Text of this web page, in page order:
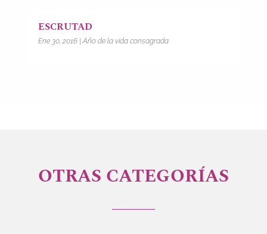
ESCRUTAD
Ene 30, 2016| Año de la vida consagrada
OTRAS CATEGORÍAS